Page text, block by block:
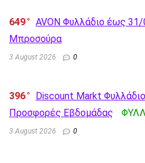
649
AVON Φυλλάδιο έως
Μπροσούρα
3 August 2026 0
396
Discount Markt
Προσφορές Εβδομάδας
3 August 2026 0